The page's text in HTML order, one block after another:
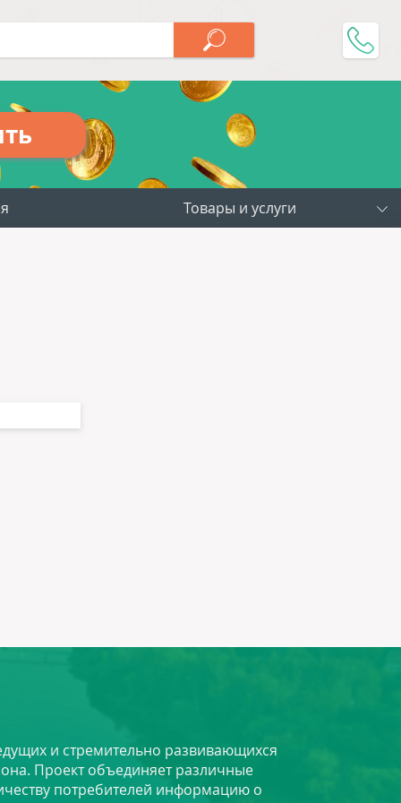
Товары и услуги
и стремительно развивающихся
Проект объединяет различные
потребителей информацию о